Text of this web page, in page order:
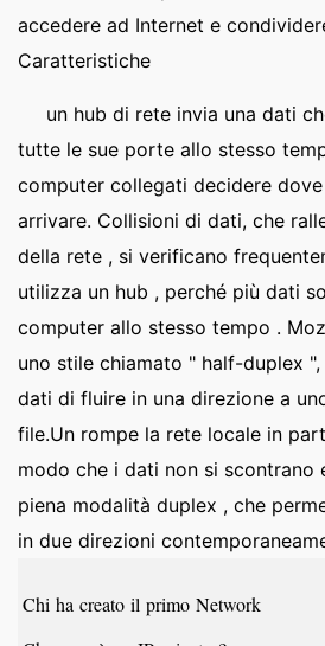
accedere ad Internet e
Caratteristiche
un hub di rete invia una dati
tutte le sue porte allo stesso
computer collegati decidere
arrivare. Collisioni di dati, che
della rete , si verificano
utilizza un hub , perché più dati
computer allo stesso tempo .
uno stile chiamato " half-duplex
dati di fluire in una direzione a
file.Un rompe la rete locale in
modo che i dati non si scontrano
piena modalità duplex , che
in due direzioni
Chi ha creato il primo Network